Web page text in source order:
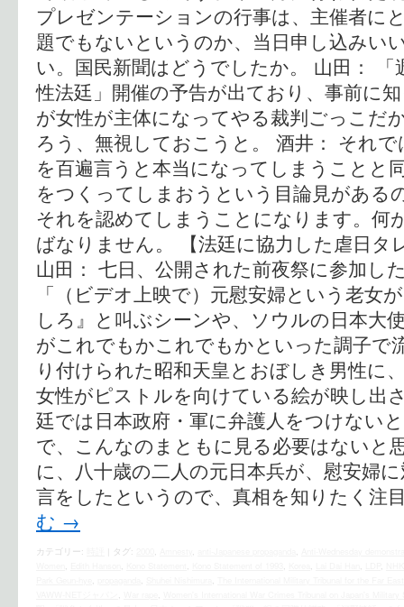
プレゼンテーションの行事は、主催者に
題でもないというのか、当日申し込みい
い。国民新聞はどうでしたか。 山田：
性法廷」開催の予告が出ており、事前に
が女性が主体になってやる裁判ごっこだ
ろう、無視しておこうと。 酒井： それ
を百遍言うと本当になってしまうことと
をつくってしまおうという目論見がある
それを認めてしまうことになります。何
ばなりません。 【法廷に協力した虐日タ
山田： 七日、公開された前夜祭に参加し
「（ビデオ上映で）元慰安婦という老女
しろ』と叫ぶシーンや、ソウルの日本大
がこれでもかこれでもかといった調子で
り付けられた昭和天皇とおぼしき男性に
女性がピストルを向けている絵が映し出
廷では日本政府・軍に弁護人をつけない
で、こんなのまともに見る必要はないと
に、八十歳の二人の元日本兵が、慰安婦
言をしたというので、真相を知りたく
む →
カテゴリー: タグ: , , ,
, , , , , , ,
, , ,
, ,